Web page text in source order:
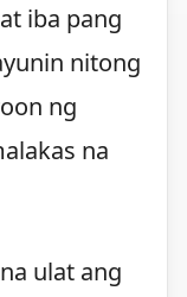
at iba pang
nitong
ng
na
ulat ang